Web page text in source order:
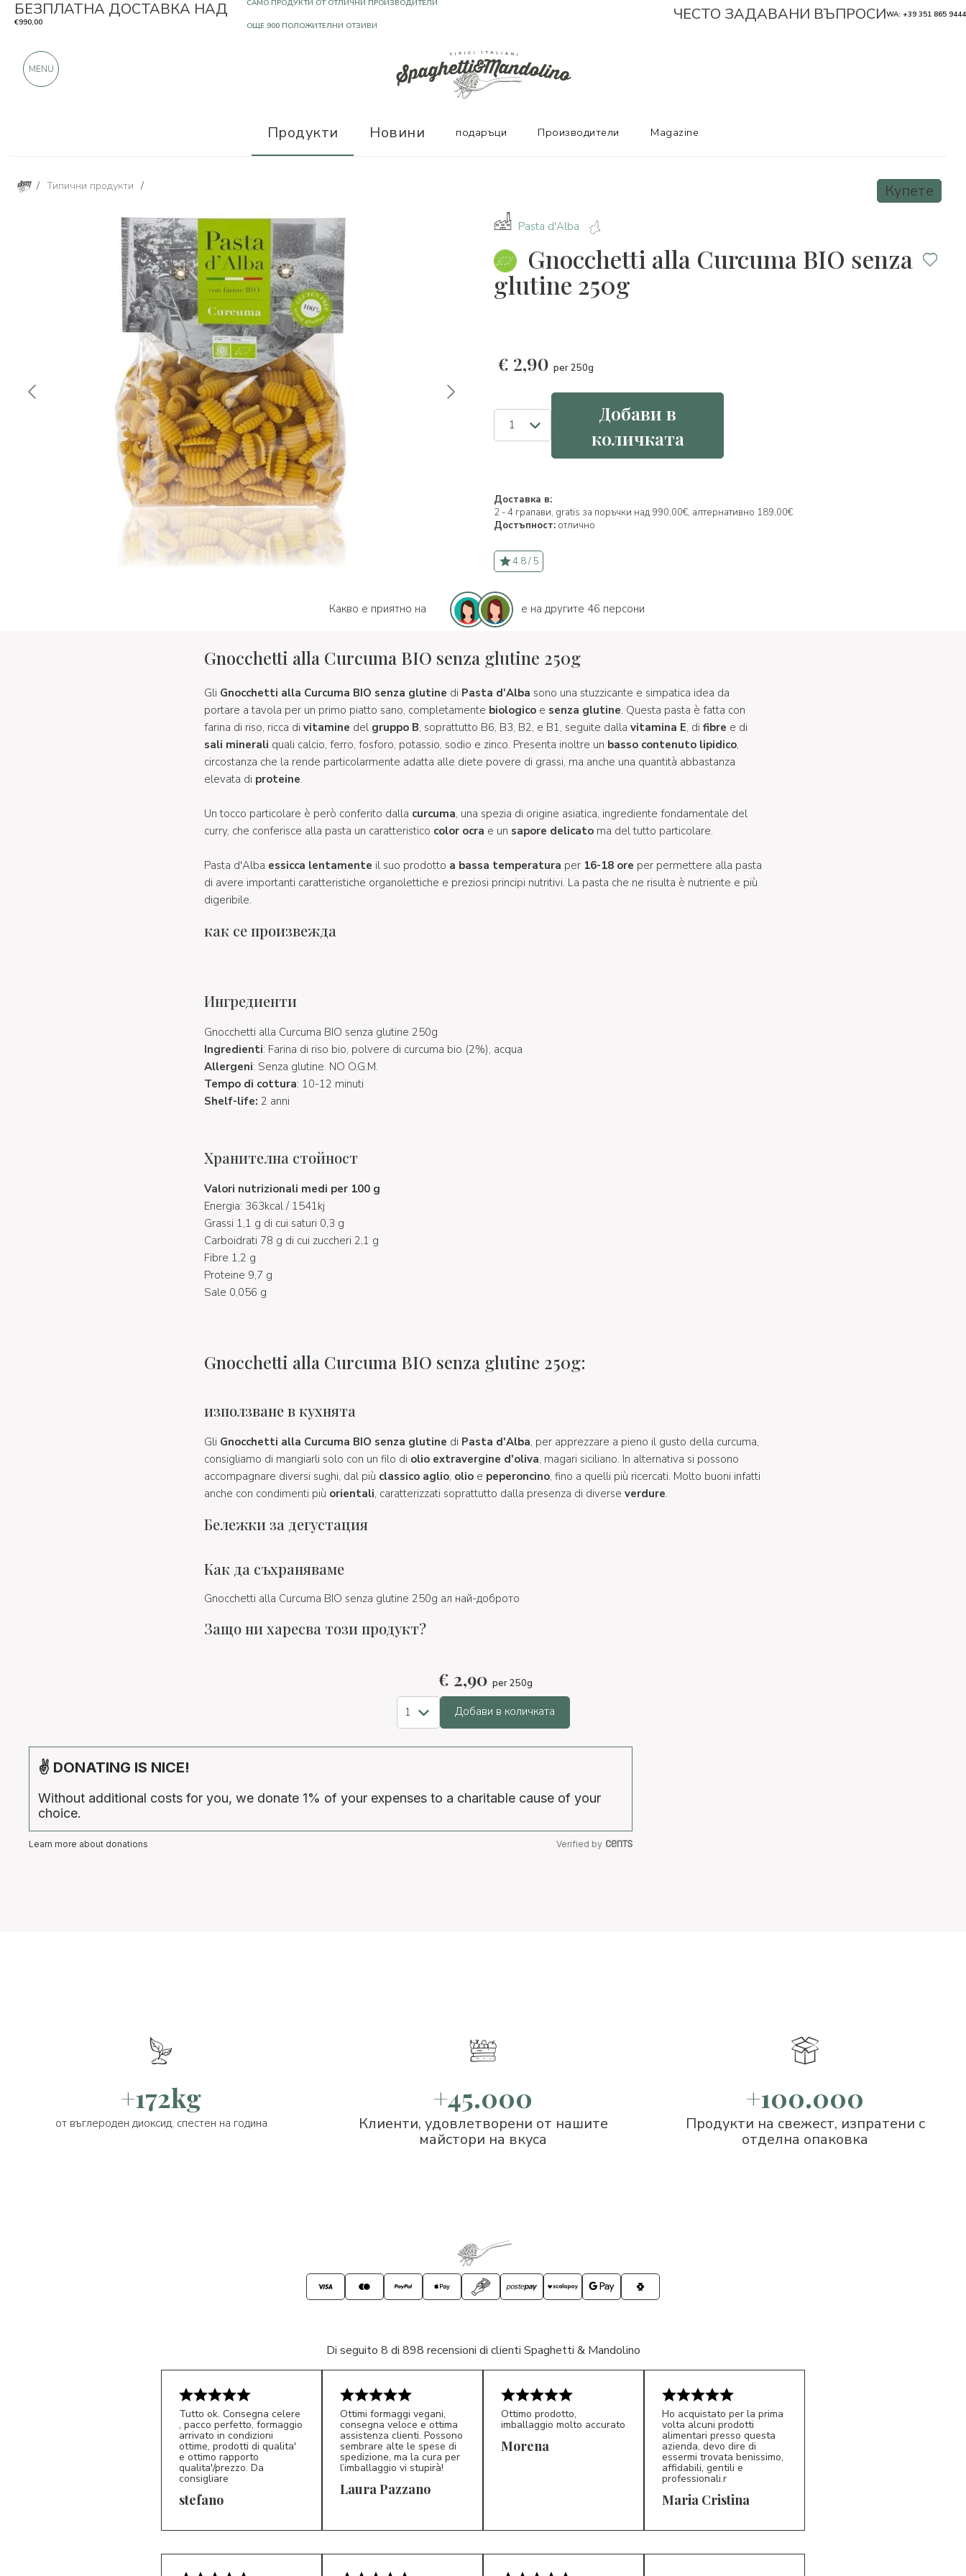
/ Типични продукти / Купете
Pasta d'Alba
Gnocchetti alla Curcuma BIO senza
glutine 250g
€ 2,90 per 250g
Добави в
количката
Доставка в:
2 - 4 грапави, gratis за поръчки над 990,00€, алтернативно 189,00€
Достъпност: отлично
4.8 / 5
Какво е приятно на e на другите 46 персони
Gnocchetti alla Curcuma BIO senza glutine 250g
Gli Gnocchetti alla Curcuma BIO senza glutine di Pasta d'Alba sono una stuzzicante e simpatica idea da
portare a tavola per un primo piatto sano, completamente biologico e senza glutine. Questa pasta è fatta con
farina di riso, ricca di vitamine del gruppo B, soprattutto B6, B3, B2, e B1, seguite dalla vitamina E, di fibre e di
sali minerali quali calcio, ferro, fosforo, potassio, sodio e zinco. Presenta inoltre un basso contenuto lipidico,
circostanza che la rende particolarmente adatta alle diete povere di grassi, ma anche una quantità abbastanza
elevata di proteine.
Un tocco particolare è però conferito dalla curcuma, una spezia di origine asiatica, ingrediente fondamentale del
curry, che conferisce alla pasta un caratteristico color ocra e un sapore delicatoma del tutto particolare.
Pasta d'Alba essicca lentamente il suo prodotto a bassa temperatura per 16-18 ore per permettere alla pasta
di avere importanti caratteristiche organolettiche e preziosi principi nutritivi. La pasta che ne risulta è nutriente e più
digeribile.
как се произвежда
Ингредиенти
Gnocchetti alla Curcuma BIO senza glutine 250g
Ingredienti: Farina di riso bio, polvere di curcuma bio (2%), acqua
Allergeni: Senza glutine. NO O.G.M.
Tempo di cottura: 10-12 minuti
Shelf-life: 2 anni
Хранителна стойност
Valori nutrizionali medi per 100 g
Energia: 363kcal / 1541kj
Grassi 1,1 g di cui saturi 0,3 g
Carboidrati 78 g di cui zuccheri 2,1 g
Fibre 1,2 g
Proteine 9,7 g
Sale 0,056 g
Gnocchetti alla Curcuma BIO senza glutine 250g:
използване в кухнята
Gli Gnocchetti alla Curcuma BIO senza glutine di Pasta d'Alba, per apprezzare a pieno il gusto della curcuma,
consigliamo di mangiarli solo con un filo di olio extravergine d'oliva, magari siciliano. In alternativa si possono
accompagnare diversi sughi, dal più classico aglio, olio e peperoncino, fino a quelli più ricercati. Molto buoni infatti
anche con condimenti più orientali, caratterizzati soprattutto dalla presenza di diverse verdure.
Бележки за дегустация
Как да съхраняваме
Gnocchetti alla Curcuma BIO senza glutine 250g ал най-доброто
Защо ни харесва този продукт?
€ 2,90 per 250g
Добави в количката
✌ DONATING IS NICE!
Without additional costs for you, we donate 1% of your expenses to a charitable cause of your
choice.
Learn more about donations Verified by
+172kg
от въглероден диоксид, спестен на година
+45.000
Клиенти, удовлетворени от нашите
майстори на вкуса
+100.000
Продукти на свежест, изпратени с
отделна опаковка
Di seguito 8 di 898 recensioni di clienti Spaghetti & Mandolino
S*
Tutto ok. Consegna celere
, pacco perfetto, formaggio
arrivato in condizioni
ottime, prodotti di qualita'
e ottimo rapporto
qualita'/prezzo. Da
consigliare
stefano LP 5/5
Ottimi formaggi vegani,
consegna veloce e ottima
assistenza clienti. Possono
sembrare alte le spese di
spedizione, ma la cura per
l’imballaggio vi stupirà!
Laura Pazzano
Ottimo prodotto,
imballaggio molto accurato
Morena
MC 5/5
Ho acquistato per la prima
volta alcuni prodotti
alimentari presso questa
azienda, devo dire di
essermi trovata benissimo,
affidabili, gentili e
professionali.r
Maria Cristina
БЕЗПЛАТНА ДОСТАВКА НАД
€990,00 ЧЕСТО ЗАДАВАНИ ВЪПРОСИWA: +39 351 865 9444
MENU
Продукти Новини подаръци Производители Magazine